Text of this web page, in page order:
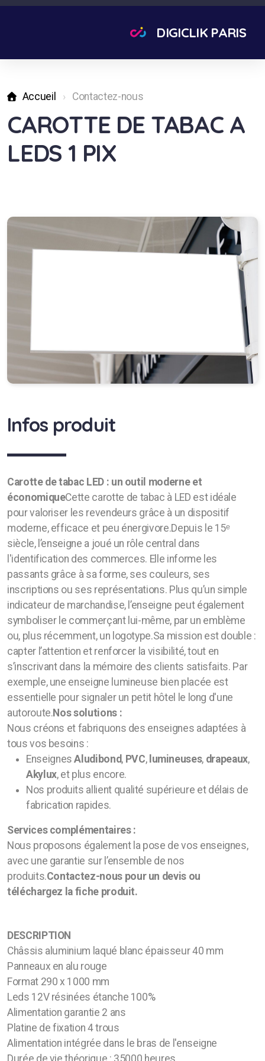
DIGICLIK PARIS
Accueil Contactez-nous
CAROTTE DE TABAC A
LEDS 1 PIX
Infos produit
Carotte de tabac LED : un outil moderne et
économiqueCette carotte de tabac à LED est idéale
pour valoriser les revendeurs grâce à un dispositif
moderne, efficace et peu énergivore.Depuis le 15ᵉ
siècle, l’enseigne a joué un rôle central dans
l'identification des commerces. Elle informe les
passants grâce à sa forme, ses couleurs, ses
inscriptions ou ses représentations. Plus qu’un simple
indicateur de marchandise, l’enseigne peut également
symboliser le commerçant lui-même, par un emblème
ou, plus récemment, un logotype.Sa mission est double :
capter l’attention et renforcer la visibilité, tout en
s’inscrivant dans la mémoire des clients satisfaits. Par
exemple, une enseigne lumineuse bien placée est
essentielle pour signaler un petit hôtel le long d'une
autoroute.Nos solutions :
Nous créons et fabriquons des enseignes adaptées à
tous vos besoins :
EnseignesAludibond, PVC, lumineuses, drapeaux,
Akylux, et plus encore.
Nos produits allient qualité supérieure et délais de
fabrication rapides.
Services complémentaires :
Nous proposons également la pose de vos enseignes,
avec une garantie sur l’ensemble de nos
produits.Contactez-nous pour un devis ou
téléchargez la fiche produit.
DESCRIPTION
Châssis aluminium laqué blanc épaisseur 40 mm
Panneaux en alu rouge
Format 290 x 1000 mm
Leds 12V résinées étanche 100%
Alimentation garantie 2 ans
Platine de fixation 4 trous
Alimentation intégrée dans le bras de l'enseigne
Enseigne volume
Caiss Lumineux Led 3D
Caisson lumineux double face
Caisson lumineux double face ultra plat
Enseigne corporative
Croix de pharmacie a leds
Carotte de tabac a LEDS 1 pix
Mini croix de pharmacie a LEDS
Enseigne a LEDS
Lettres découpées
Lettre découpée ALU
Lettre découpée PVC
Lettre découpée Inox miroir
Lettre découpée plexi
Lettres boitiers LED
Lettre boitier éléctrozinguée
Lettre boitier alu brossé
Lettre boitier inox miroir
Enseigne et éclairage
Adhésif découpé